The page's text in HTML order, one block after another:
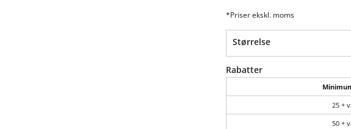
*Priser ekskl. moms
Størrelse
Rabatter
25 +
50 +